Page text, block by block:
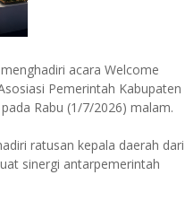
acara Welcome
Pemerintah Kabupaten
Rabu (1/7/2026) malam.
ratusan kepala daerah dari
sinergi antarpemerintah